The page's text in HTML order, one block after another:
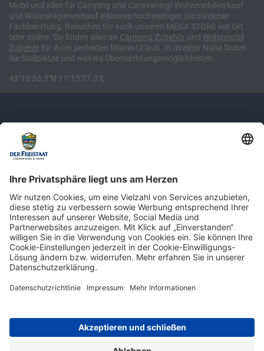
Mobil und alles für Camping und Caravaning! Wohnmobilverkauf
und Wohnwagenverkauf inklusive hochwertiger, persönlicher
Fachberatung. Besuchen Sie auch unseren MEGA STORE vor Ort
oder online. Sie finden alles an Camping Zubehör und Wohnmobil
Zubehör für ihren perfekten Womo-Urlaub. In direkter Nähe finden
Sie Stellplätze und weitere Übernachtungsmöglichkeiten.
48°16'55.3"N 11°15'37.3"E
Newsletter: Jetzt auf
shop.derfreistaat.de anmelden und
einen 5€ Gutschein für unseren Online-
Shop erhalten!*
Impressum Datenschutz Barrierefreiheit